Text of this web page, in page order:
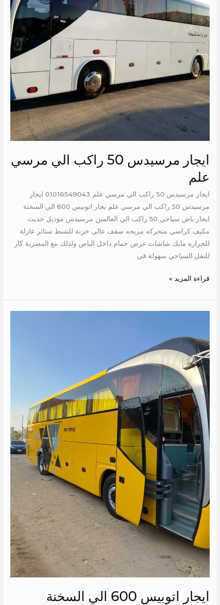
ايجار مرسيدس 50 راكب الي مرسي
علم
ايجار مرسيدس 50 راكب الي مرسي علم 01016549043 ايجار
مرسيدس 50 راكب الي مرسي علم يجار اتوبيس 600 الي السخنة
ايجار باص سياحي 50 راكب الي العالمين مرسيدس موديل حديث
مكيف كراسي متحركه مريحه سقف عالى خزنة للشنط ستائر عازلة
للحراره مايك شاشات عرض حمام داخل الباص ولذلك مع المصرية كار
للنقل السياحي سهولة في
مرسي
علم
قراءة المزيد »
ايجار اتوبيس 600 الي السخنة
600
الي
السخنة